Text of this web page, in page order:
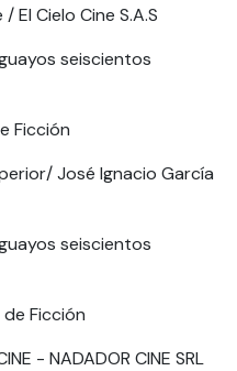
El Cielo Cine S.A.S
seiscientos
Ficción
José Ignacio García
seiscientos
Ficción
- NADADOR CINE SRL